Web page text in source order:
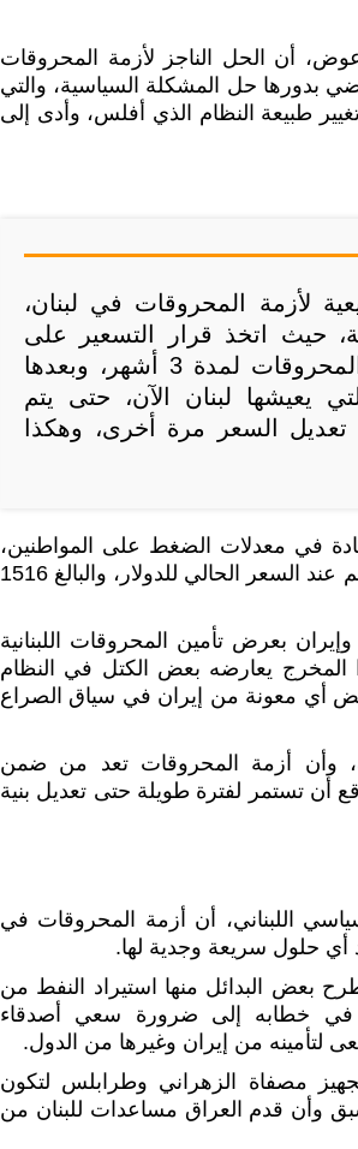
عوض، أن الحل الناجز لأزمة المحروقات
بدورها حل المشكلة السياسية، والتي
طبيعة النظام الذي أفلس، وأدى إلى
لأزمة المحروقات في لبنان،
حيث اتخذ قرار التسعير على
3950 للدولار، أي مضاعفة سعر المحروقات لمدة 3 أشهر، وبعدها
يعيشها لبنان الآن، حتى يتم
تعديل السعر مرة أخرى، وهكذا
في معدلات الضغط على المواطنين،
العاجزين بطبيعة الحال عن تأمين احتياجاتهم عند السعر الحالي للدولار، والبالغ 1516
بعرض تأمين المحروقات اللبنانية
المخرج يعارضه بعض الكتل في النظام
أي معونة من إيران في سياق الصراع
وأن أزمة المحروقات تعد من ضمن
أن تستمر لفترة طويلة حتى تعديل بنية
اللبناني، أن أزمة المحروقات في
حلول سريعة وجدية لها.
بعض البدائل منها استيراد النفط من
في خطابه إلى ضرورة سعي أصدقاء
لتأمينه من إيران وغيرها من الدول.
مصفاة الزهراني وطرابلس لتكون
وأن قدم العراق مساعدات للبنان من